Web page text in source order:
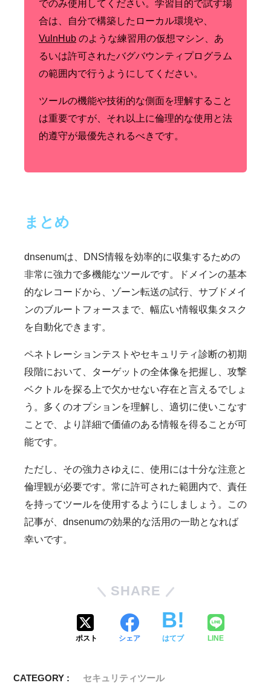
でのみ使用してください。学習目的で試す場
合は、自分で構築したローカル環境や、
VulnHub のような練習用の仮想マシン、あ
るいは許可されたバグバウンティプログラム
の範囲内で行うようにしてください。
ツールの機能や技術的な側面を理解すること
は重要ですが、それ以上に倫理的な使用と法
的遵守が最優先されるべきです。
まとめ
dnsenumは、DNS情報を効率的に収集するための
非常に強力で多機能なツールです。ドメインの基本
的なレコードから、ゾーン転送の試行、サブドメイ
ンのブルートフォースまで、幅広い情報収集タスク
を自動化できます。
ペネトレーションテストやセキュリティ診断の初期
段階において、ターゲットの全体像を把握し、攻撃
ベクトルを探る上で欠かせない存在と言えるでしょ
う。多くのオプションを理解し、適切に使いこなす
ことで、より詳細で価値のある情報を得ることが可
能です。
ただし、その強力さゆえに、使用には十分な注意と
倫理観が必要です。常に許可された範囲内で、責任
を持ってツールを使用するようにしましょう。この
記事が、dnsenumの効果的な活用の一助となれば
幸いです。
SHARE
ポスト シェア はてブ LINE
CATEGORY : セキュリティツール